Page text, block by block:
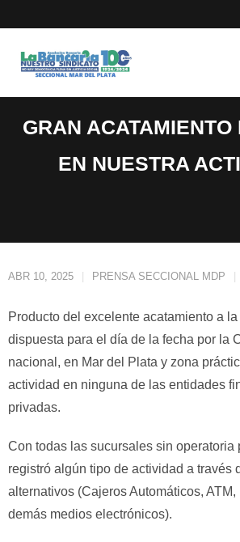
to
content
GRAN ACATAMIENTO
EN NUESTRA
ABR 10, 2025 PRENSA SECCIONAL MDP
Producto del excelente acatamiento a
dispuesta para el día de la fecha por la
nacional, en Mar del Plata y zona
actividad en ninguna de las entidades
privadas.
Con todas las sucursales sin operatoria
registró algún tipo de actividad a través
alternativos (Cajeros Automáticos,
demás medios electrónicos).